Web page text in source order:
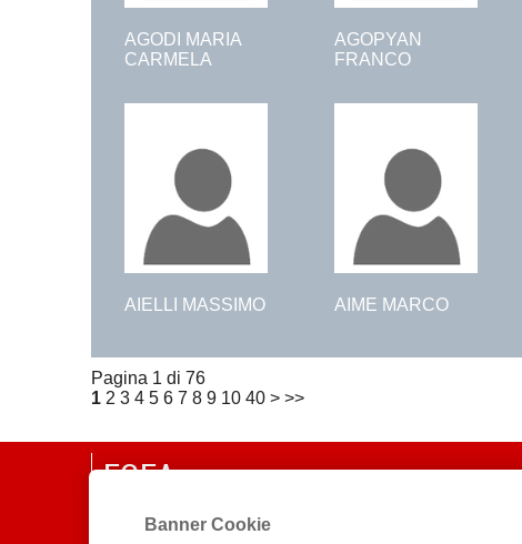
AGODI MARIA
CARMELA
AGOPYAN
FRANCO
AIELLI MASSIMO AIME MARCO
Pagina 1 di 76
1 2 3 4 5 6 7 8 9 10 40 > >>
EGEA
CHI SIAMO
Banner Cookie